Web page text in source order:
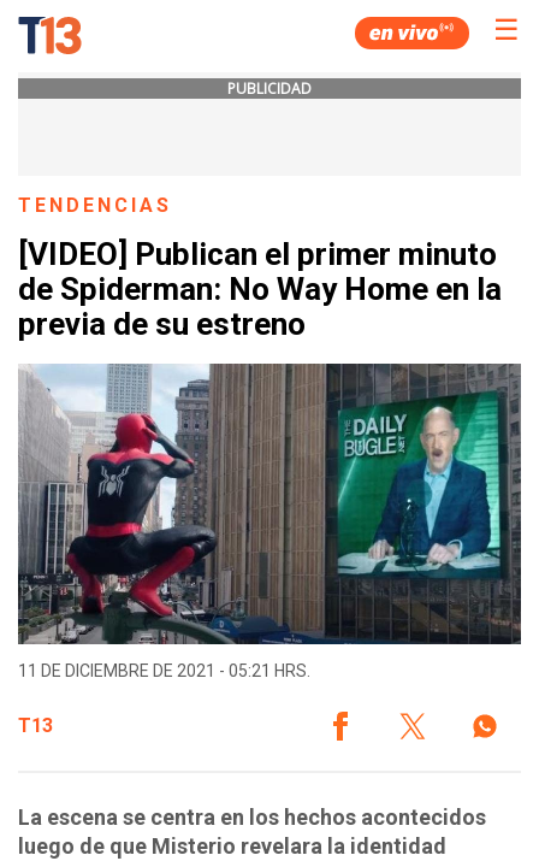
☰
PUBLICIDAD
TENDENCIAS
[VIDEO] Publican el primer minuto
de Spiderman: No Way Home en la
previa de su estreno
11 DE DICIEMBRE DE 2021 - 05:21 HRS.
T13
La escena se centra en los hechos acontecidos
luego de que Misterio revelara la identidad